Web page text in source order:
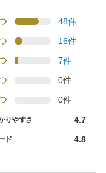
48件
16件
7件
0件
0件
りやすさ 4.7
ド 4.8